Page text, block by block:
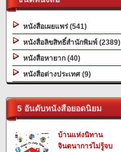
หนังสือเผยแพร่ (541)
หนังสือลิขสิทธิ์สำนักพิมพ์ (2389)
หนังสือหายาก (40)
หนังสือต่างประเทศ (9)
5 อันดับหนังสือยอดนิยม
บ้านแห่งนิทาน
จินตนาการไม่รู้จบ